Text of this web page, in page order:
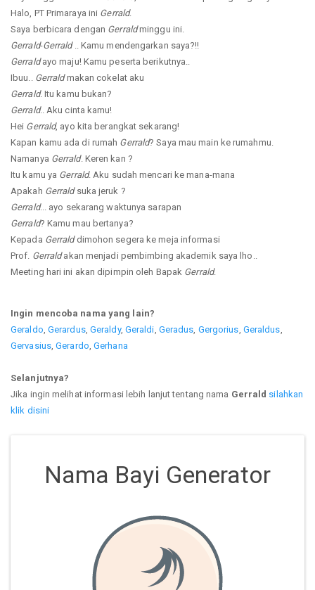
Halo, PT Primaraya ini Gerrald.
Saya berbicara dengan Gerraldminggu ini.
Gerrald-Gerrald.. Kamu mendengarkan saya?!!
Gerraldayo maju! Kamu peserta berikutnya..
Ibuu.. Gerraldmakan cokelat aku
Gerrald. Itu kamu bukan?
Gerrald.. Aku cinta kamu!
Hei Gerrald, ayo kita berangkat sekarang!
Kapan kamu ada di rumah Gerrald? Saya mau main ke rumahmu.
Namanya Gerrald. Keren kan ?
Itu kamu ya Gerrald. Aku sudah mencari ke mana-mana
Apakah Gerraldsuka jeruk ?
Gerrald... ayo sekarang waktunya sarapan
Gerrald? Kamu mau bertanya?
Kepada Gerralddimohon segera ke meja informasi
Prof. Gerraldakan menjadi pembimbing akademik saya lho..
Meeting hari ini akan dipimpin oleh Bapak Gerrald.
Ingin mencoba nama yang lain?
Geraldo Gerardus, Geraldy, Geraldi Geradus Gergorius Geraldus
Gervasius,Gerardo ,Gerhana
Selanjutnya?
Jika ingin melihat informasi lebih lanjut tentang nama Gerrald silahkan
klik disini
Nama Bayi Generator